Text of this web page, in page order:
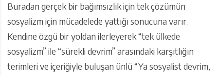
Buradan gerçek bir bağımsızlık için tek çözümün
sosyalizm için mücadelede yattığı sonucuna varır.
Kendine özgü bir yoldan ilerleyerek “tek ülkede
sosyalizm” ile “sürekli devrim” arasındaki karşıtlığın
terimleri ve içeriğiyle buluşan ünlü “Ya sosyalist devrim,